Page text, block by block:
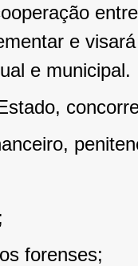
e
e municipal.
forenses;